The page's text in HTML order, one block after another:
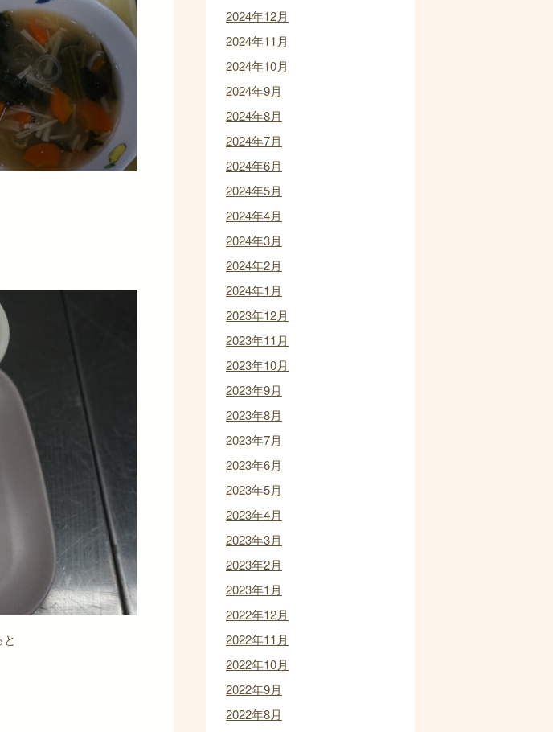
2024年12月
2024年11月
2024年10月
2024年9月
2024年8月
2024年7月
2024年6月
2024年5月
2024年4月
2024年3月
2024年2月
2024年1月
2023年12月
2023年11月
2023年10月
2023年9月
2023年8月
2023年7月
2023年6月
2023年5月
2023年4月
2023年3月
2023年2月
2023年1月
2022年12月
2022年11月
2022年10月
2022年9月
2022年8月